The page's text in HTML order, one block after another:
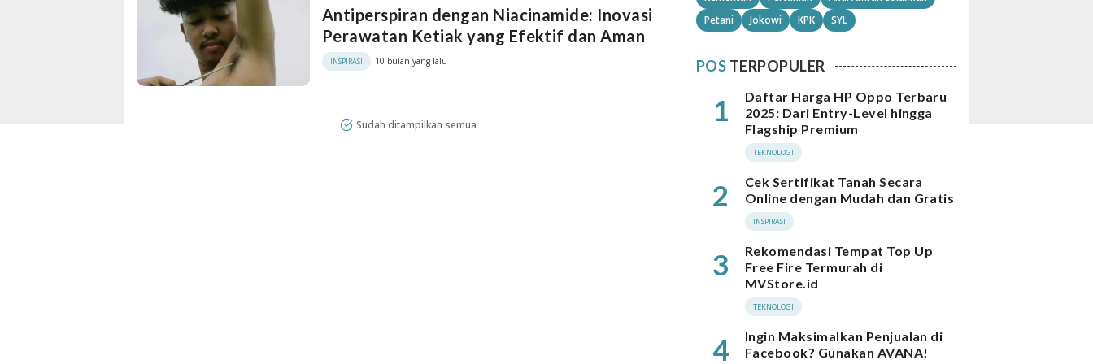
Antiperspiran dengan Niacinamide: Inovasi
Perawatan Ketiak yang Efektif dan Aman
INSPIRASI 10 bulan yang lalu
Sudah ditampilkan semua
Petani
Jokowi KPK SYL
POS TERPOPULER
1
Daftar Harga HP Oppo Terbaru
2025: Dari Entry-Level hingga
Flagship Premium
TEKNOLOGI
2
Cek Sertifikat Tanah Secara
Online dengan Mudah dan Gratis
INSPIRASI
3
Rekomendasi Tempat Top Up
Free Fire Termurah di
MVStore.id
TEKNOLOGI
4
Ingin Maksimalkan Penjualan di
Facebook? Gunakan AVANA!